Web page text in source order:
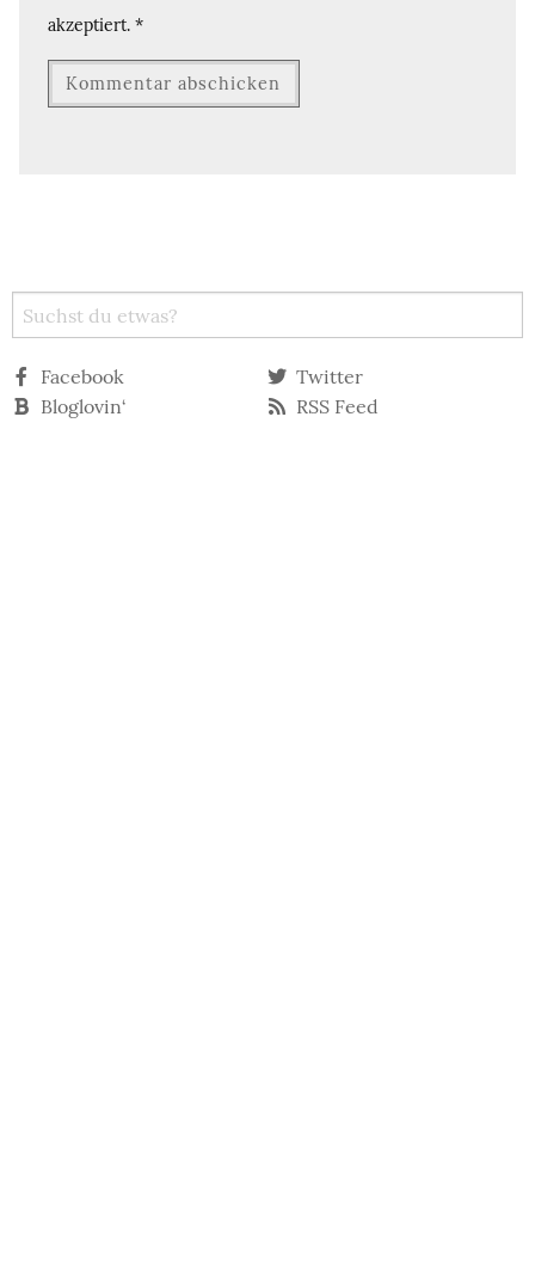
akzeptiert. *
Facebook
Twitter
Bloglovin‘
RSS Feed